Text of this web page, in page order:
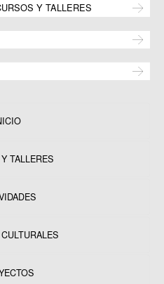
Y TALLERES
TALLERES